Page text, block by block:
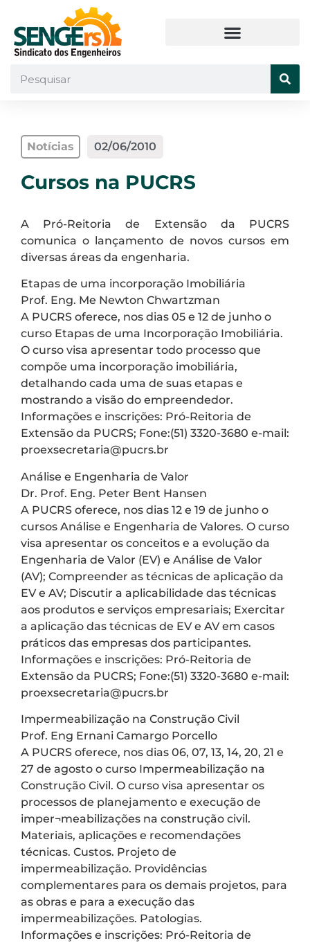
Notícias 02/06/2010
Cursos na PUCRS
A Pró-Reitoria de Extensão da PUCRS
comunica o lançamento de novos cursos em
diversas áreas da engenharia.
Etapas de uma incorporação Imobiliária
Prof. Eng. Me Newton Chwartzman
A PUCRS oferece, nos dias 05 e 12 de junho o
curso Etapas de uma Incorporação Imobiliária.
O curso visa apresentar todo processo que
compõe uma incorporação imobiliária,
detalhando cada uma de suas etapas e
mostrando a visão do empreendedor.
Informações e inscrições: Pró-Reitoria de
Extensão da PUCRS; Fone:(51) 3320-3680 e-mail:
proexsecretaria@pucrs.br
Análise e Engenharia de Valor
Dr. Prof. Eng. Peter Bent Hansen
A PUCRS oferece, nos dias 12 e 19 de junho o
cursos Análise e Engenharia de Valores. O curso
visa apresentar os conceitos e a evolução da
Engenharia de Valor (EV) e Análise de Valor
(AV); Compreender as técnicas de aplicação da
EV e AV; Discutir a aplicabilidade das técnicas
aos produtos e serviços empresariais; Exercitar
a aplicação das técnicas de EV e AV em casos
práticos das empresas dos participantes.
Informações e inscrições: Pró-Reitoria de
Extensão da PUCRS; Fone:(51) 3320-3680 e-mail:
proexsecretaria@pucrs.br
Impermeabilização na Construção Civil
Prof. Eng Ernani Camargo Porcello
A PUCRS oferece, nos dias 06, 07, 13, 14, 20, 21 e
27 de agosto o curso Impermeabilização na
Construção Civil. O curso visa apresentar os
processos de planejamento e execução de
imper¬meabilizações na construção civil.
Materiais, aplicações e recomendações
técnicas. Custos. Projeto de
impermeabilização. Providências
complementares para os demais projetos, para
as obras e para a execução das
impermeabilizações. Patologias.
Informações e inscrições: Pró-Reitoria de